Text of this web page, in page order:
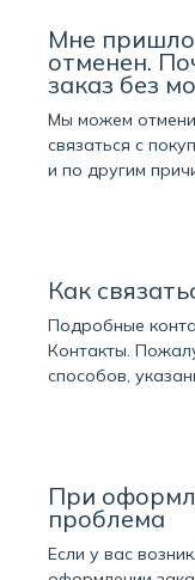
Мне пришло
отменен.
заказ без
Мы можем
связаться с
и по другим
Как
Подробные
Контакты.
способов,
При
проблема
Если у вас